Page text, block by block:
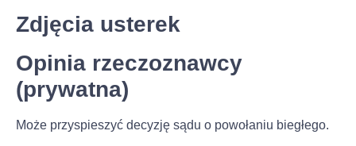
Zdjęcia usterek
Opinia rzeczoznawcy
(prywatna)
Może przyspieszyć decyzję sądu o powołaniu biegłego.